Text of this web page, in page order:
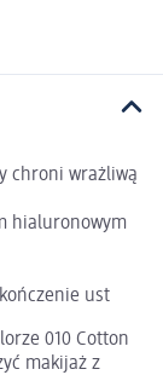
chroni wrażliwą
hialuronowym
ust
010 Cotton
makijaż z